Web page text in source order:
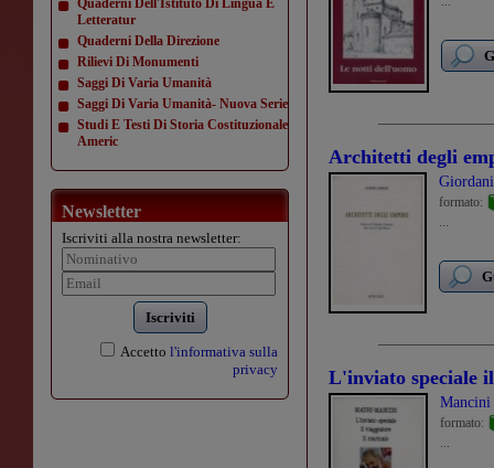
Quaderni Dell'Istituto Di Lingua E
Letteratur
Quaderni Della Direzione
Rilievi Di Monumenti
Saggi Di Varia Umanità
Saggi Di Varia Umanità- Nuova Serie
Studi E Testi Di Storia Costituzionale
Americ
Newsletter
Iscriviti alla nostra newsletter:
Iscriviti
Accetto l'informativa sulla
privacy
Architetti degli
formato:
...
L'inviato speciale­
Mancini
formato:
...